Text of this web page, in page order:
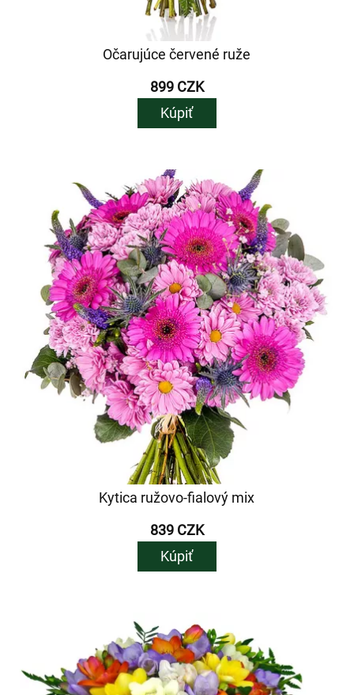
Očarujúce červené ruže
899 CZK
Kúpiť
Kytica ružovo-fialový mix
839 CZK
Kúpiť